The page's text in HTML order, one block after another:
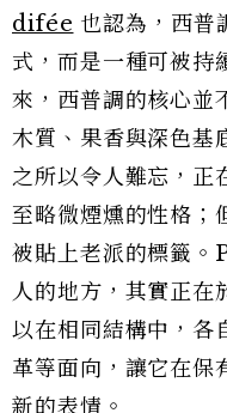
difée 也認為，西普
式，而是一種可被持
來，西普調的核心並
木質、果香與深色基
之所以令人難忘，正
至略微煙燻的性格；
被貼上老派的標籤
人的地方，其實正在
以在相同結構中，各
革等面向，讓它在保
新的表情。